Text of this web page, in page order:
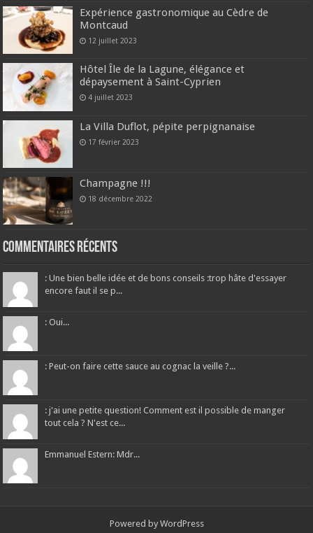
Expérience gastronomique au Cèdre de
Montcaud
12 juillet 2023
Hôtel Île de la Lagune, élégance et
dépaysement à Saint-Cyprien
4 juillet 2023
La Villa Duflot, pépite perpignanaise
17 février 2023
Champagne !!!
18 décembre 2022
Commentaires récents
: Une bien belle idée et de bons conseils :trop hâte d'essayer
encore faut il se p...
: Oui...
: Peut-on faire cette sauce au cognac la veille ?...
: j'ai une petite question! Comment est il possible de manger
tout cela ? N'est ce...
Emmanuel Estern: Mdr...
Powered by WordPress